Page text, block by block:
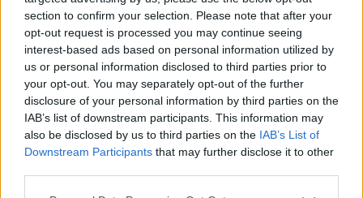
section to confirm your selection. Please note that after your
opt-out request is processed you may continue seeing
interest-based ads based on personal information utilized by
us or personal information disclosed to third parties prior to
your opt-out. You may separately opt-out of the further
disclosure of your personal information by third parties on the
IAB’s list of downstream participants. This information may
also be disclosed by us to third parties on the IAB’s List of
Downstream Participants that may further disclose it to other
ΠΡΟΣΘΗΚΗ
Μπαχαχαχαχα 21·05·2025 14:41
Μέχρι και ζαμπονοτυρόπιττα στον (...) θα τους βάλει ο